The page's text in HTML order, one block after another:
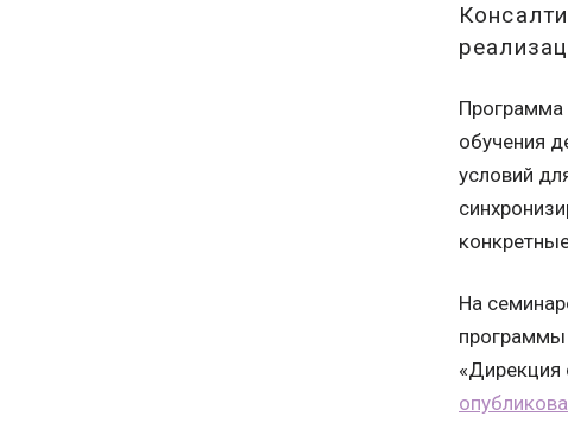
Программа
обучения
условий
На
программы
«Дирекция